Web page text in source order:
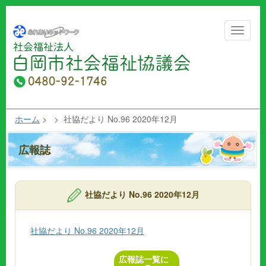
Toggle
ホーム > > 社協だより No.96 2020年12月
広報誌
社協だより No.96 2020年12月
社協だより No.96 2020年12月
広報誌一覧に